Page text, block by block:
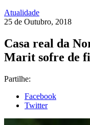
Atualidade
25 de Outubro, 2018
Casa real da
Marit sofre de
Partilhe:
Facebook
Twitter